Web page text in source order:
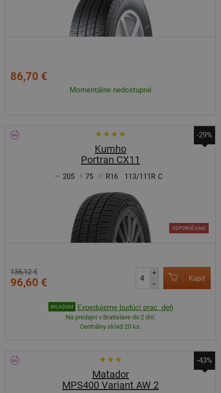
86,70 €
Momentálne nedostupné
-29%
Kumho
Portran CX11
205 75 R16 113/111R C
ODPORÚČAME
136,12 €
96,60 €
+
–
Kúpiť
SKLADOM Expedujeme budúci prac. deň
Na predajni v Bratislave do 2 dní.
Centrálny sklad 20 ks.
-43%
Matador
MPS400 Variant AW 2